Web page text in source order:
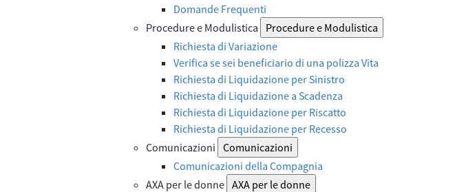
Domande Frequenti
Procedure e Modulistica
Procedure e Modulistica
Richiesta di Variazione
Verifica se sei beneficiario di una polizza Vita
Richiesta di Liquidazione per Sinistro
Richiesta di Liquidazione a Scadenza
Richiesta di Liquidazione per Riscatto
Richiesta di Liquidazione per Recesso
Comunicazioni Comunicazioni
Comunicazioni della Compagnia
AXA per le donne AXA per le donne